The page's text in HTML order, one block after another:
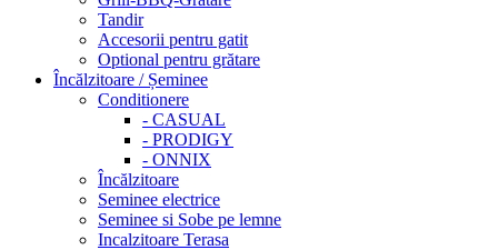
Tandir
Accesorii pentru gatit
Optional pentru grătare
Încălzitoare / Șeminee
Conditionere
- CASUAL
- PRODIGY
- ONNIX
Încălzitoare
Seminee electrice
Seminee si Sobe pe lemne
Incalzitoare Terasa